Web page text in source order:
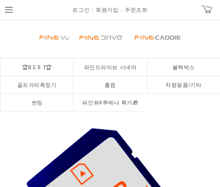
로그인 회원가입 주문조회
🏆B E S T🏆 파인드라이브 시네마 블랙박스
골프거리측정기 홈캠 차량용품/기타
썬팅 파인뷰X루메나 특가🎁